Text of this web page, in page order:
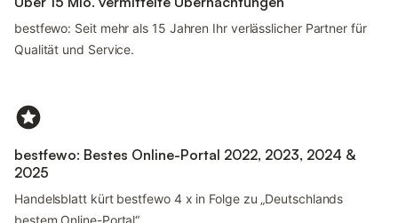
bestfewo: Seit mehr als 15 Jahren Ihr verlässlicher Partner für
Qualität und Service.
bestfewo: Bestes Online-Portal 2022, 2023, 2024 &
2025
Handelsblatt kürt bestfewo 4 x in Folge zu „Deutschlands
bestem Online-Portal“.